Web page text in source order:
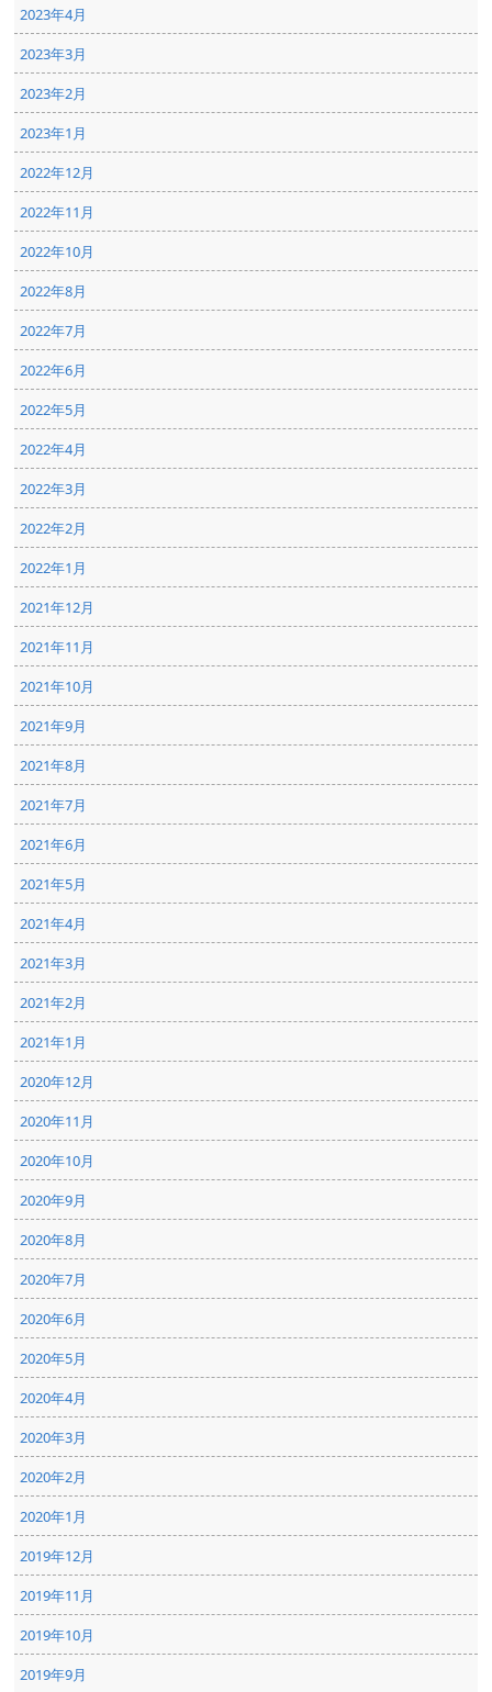
2023年4月
2023年3月
2023年2月
2023年1月
2022年12月
2022年11月
2022年10月
2022年8月
2022年7月
2022年6月
2022年5月
2022年4月
2022年3月
2022年2月
2022年1月
2021年12月
2021年11月
2021年10月
2021年9月
2021年8月
2021年7月
2021年6月
2021年5月
2021年4月
2021年3月
2021年2月
2021年1月
2020年12月
2020年11月
2020年10月
2020年9月
2020年8月
2020年7月
2020年6月
2020年5月
2020年4月
2020年3月
2020年2月
2020年1月
2019年12月
2019年11月
2019年10月
2019年9月